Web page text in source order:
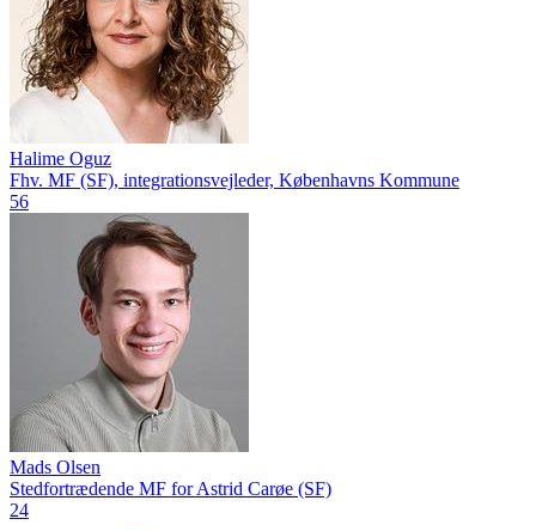
Halime Oguz
Fhv. MF (SF), integrationsvejleder, Københavns Kommune
56
Mads Olsen
Stedfortrædende MF for Astrid Carøe (SF)
24